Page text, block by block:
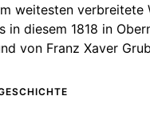
weitesten verbreitete
in diesem 1818 in
von Franz Xaver